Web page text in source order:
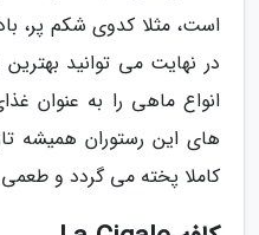
است، مثلا کدوی شکم پر،
در نهایت می توانید
انواع ماهی را به عنوان
های این رستوران همیشه
کاملا پخته می گردد و طعمی